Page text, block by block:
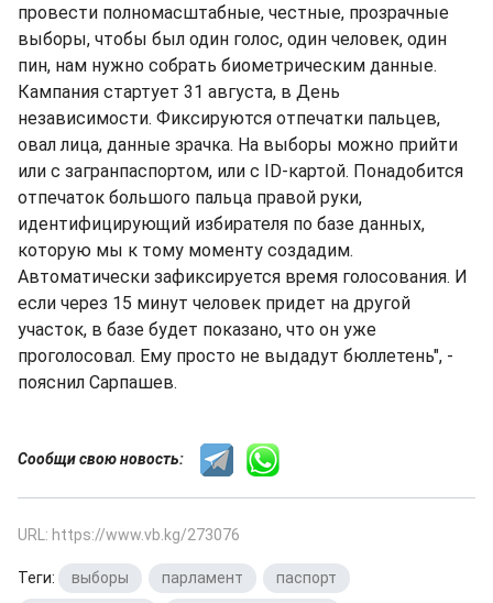
провести полномасштабные, честные, прозрачные
выборы, чтобы был один голос, один человек, один
пин, нам нужно собрать биометрическим данные.
Кампания стартует 31 августа, в День
независимости. Фиксируются отпечатки пальцев,
овал лица, данные зрачка. На выборы можно прийти
или с загранпаспортом, или с ID-картой. Понадобится
отпечаток большого пальца правой руки,
идентифицирующий избирателя по базе данных,
которую мы к тому моменту создадим.
Автоматически зафиксируется время голосования. И
если через 15 минут человек придет на другой
участок, в базе будет показано, что он уже
проголосовал. Ему просто не выдадут бюллетень", -
пояснил Сарпашев.
Сообщи свою новость:
URL: https://www.vb.kg/273076
Теги: выборы парламент паспорт